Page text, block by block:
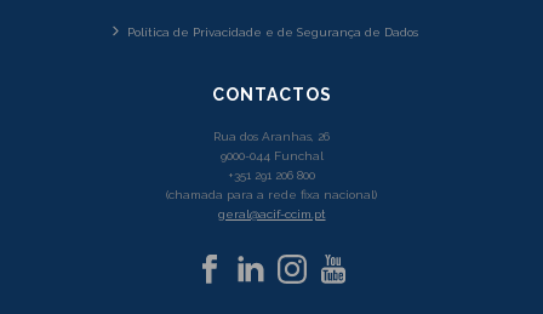
Política de Privacidade e de Segurança de Dados
CONTACTOS
Rua dos Aranhas, 26
9000-044 Funchal
+351 291 206 800
(chamada para a rede fixa nacional)
geral@acif-ccim.pt